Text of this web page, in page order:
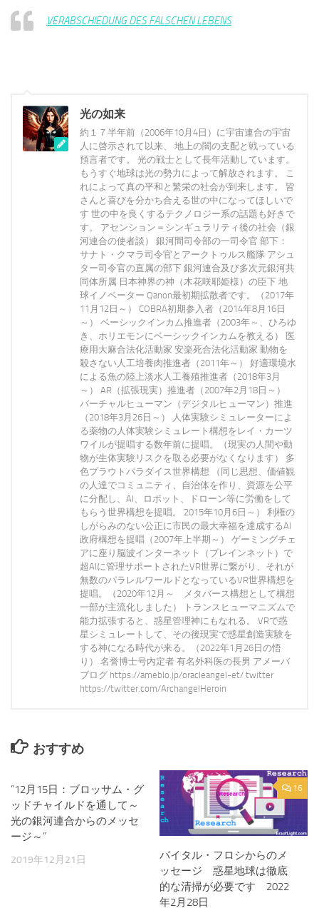
VERABSCHIEDUNG DES FALSCHEN LEBENS
光の如来
約１７半年前（2006年10月4日）に宇宙連合の宇宙
人に啓示されて以来、 地上の闇の支配と戦っている
預言者です。 光の戦士として長年活動しています。
もうすぐ地球は光の勢力によって解放されます。 こ
れによって真の平和と繁栄の社会が到来します。 皆
さんと喜びを分かち合える世の中になってほしいで
す 世の中を良くするテクノロジー系の話題も好きで
す。 アセンション＝シンギュラリティ後の社会（銀
河連合の使者談） 銀河間司令部の一司令官 部下：
サナト・クマラ司令官とアークトゥルス艦隊 アシュ
ター司令官の直属の部下 銀河連合及び多次元銀河共
同体所属 日本神界の神（木花咲耶姫様）の臣下 地
球イノベーター Qanon最初期拡散者です。（2017年
11月12日～） COBRA初期参入者（2014年8月16日
～） ベーシックインカム推進者（2003年～、ひろゆ
き、ホリエモンにベーシックインカムを教える） 医
療用大麻合法化活動家 安楽死合法化活動家 動物を
殺さない人工培養肉推進者（2011年～） 好適環境水
による魚の陸上淡水人工養殖推進者（2018年3月
～） AR（拡張現実）推進者（2007年2月18日～）
バーチャルヒューマン（デジタルヒューマン）推進
（2018年3月26日～） 人体実験シミュレーターによ
る薬物の人体実験シミュレート構想をレイ・カーツ
ワイルが提唱する数年前に提唱。（現実の人間や動
物が生体実験リスクを取る必要がなくなります） 多
色プラウトパラダイス世界構想 （同じ思想、価値観
の人達でコミュニティ、自治体を作り、資源を公平
に分配し、AI、ロボット、ドローン等に労働をして
もらう世界構想を提唱。 2015年10月6日～） 利権の
しがらみのない公正に市民の最大幸福を達成するAI
政府構想を提唱（2007年上半期～） ゲーミングチェ
アに座り脳波インターネット（ブレインネット）で
超AIに管理サポートされたVR世界に繋がり、それが
無数のパラレルワールドとなっているVR世界構想を
提唱。（2020年12月～ メタバース構想として構想
一部が主流化しました） トランスヒューマニズムで
能力拡張すると、惑星管理神にもなれる。 VRで惑
星シミュレートして、その後現実で惑星創造実験を
する神になる時代が来る。（2022年1月26日の悟
り） 名誉博士号内定者 有名外科医の長男 アメーバ
ブログ https://ameblo.jp/oracleangel-et/ twitter
https://twitter.com/ArchangelHeroin
おすすめ
”12月15日：ブロッサム・グ
ッドチャイルドを通して～
光の銀河連合からのメッセ
ージ～”
2019年12月21日
16
バイタル・フロシからのメ
ッセージ 惑星地球は徹底
的な清掃が必要です 2022
年2月28日